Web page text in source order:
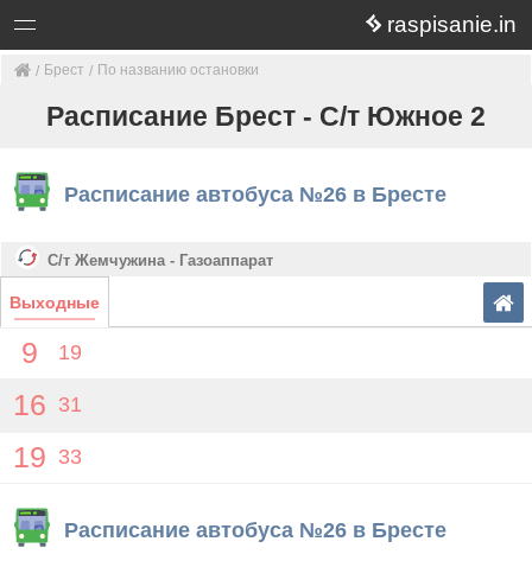
raspisanie.in
Брест По названию остановки
Расписание Брест - С/т Южное 2
Расписание автобуса №26 в Бресте
С/т Жемчужина - Газоаппарат
Выходные
9 19
16 31
19 33
Расписание автобуса №26 в Бресте